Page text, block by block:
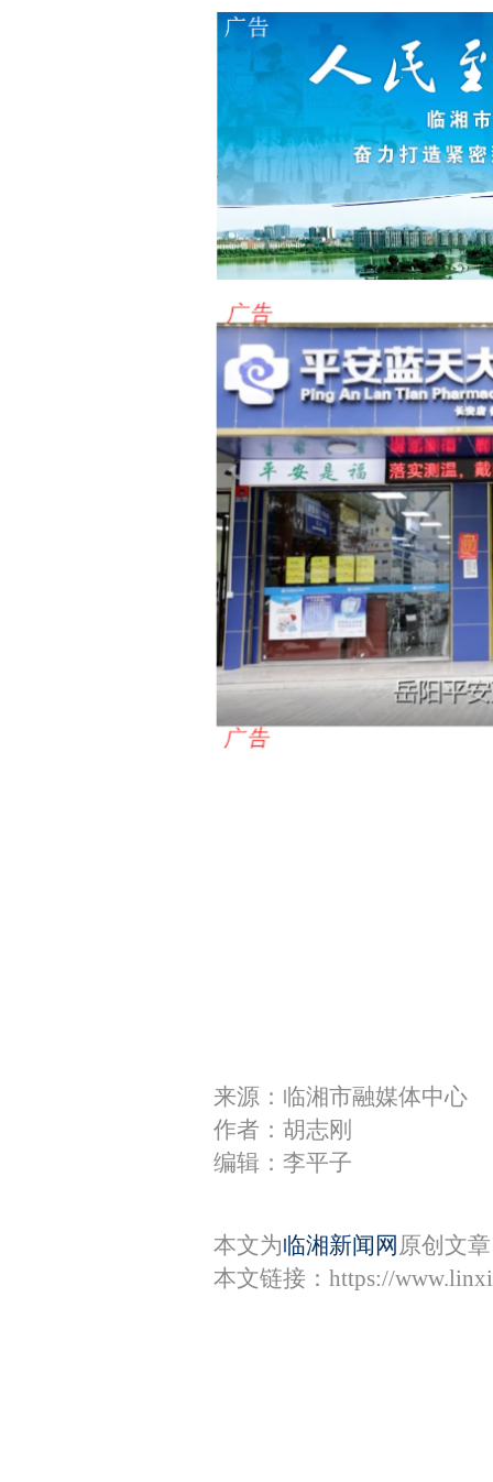
来源：临湘市融媒体中心
作者：胡志刚
编辑：李平子
本文为临湘新闻网 原创文
本文链接： https://